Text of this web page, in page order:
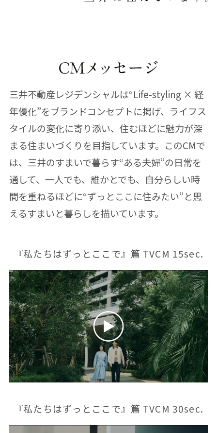
三井不動産レジデンシャルは“Life-styling × 経
年優化”をブランドコンセプトに掲げ、ライフス
タイルの変化に寄り添い、住むほどに魅力が深
まる住まいづくりを目指しています。このCMで
は、三井のすまいで暮らす“ある夫婦”の日常を
通して、一人でも、誰かとでも、自分らしい時
間を重ねるほどに“ずっとここに住みたい”と思
えるすまいと暮らしを描いています。
『私たちはずっとここで』篇 TVCM 15sec.
『私たちはずっとここで』篇 TVCM 30sec.